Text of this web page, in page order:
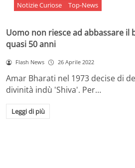
Notizie Curiose Top-News
Uomo non riesce ad abbassare il
quasi 50 anni
Flash News 26 Aprile 2022
Amar Bharati nel 1973 decise di
divinità indù 'Shiva'. Per…
Leggi di più